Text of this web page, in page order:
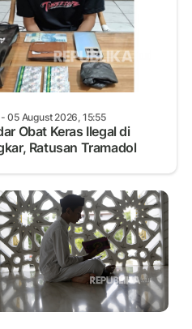
05 August 2026, 15:55
Obat Keras Ilegal di
Ratusan Tramadol